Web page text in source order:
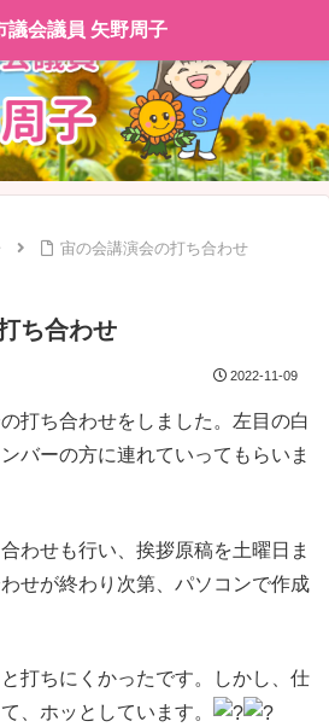
宙の会講演会の打ち合わせ
ち合わせ
2022-11-09
打ち合わせをしました。左目の白
バーの方に連れていってもらいま
わせも行い、挨拶原稿を土曜日ま
せが終わり次第、パソコンで作成
打ちにくかったです。しかし、仕
、ホッとしています。
議会議員 矢野周子